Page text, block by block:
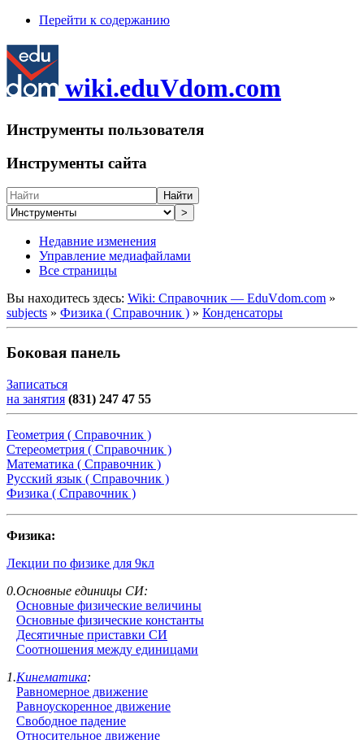
Перейти к содержанию
wiki.eduVdom.com
Инструменты пользователя
Инструменты сайта
Найти
>
Недавние изменения
Управление медиафайлами
Все страницы
Вы находитесь здесь: Wiki: Справочник — EduVdom.com »
subjects » Физика ( Справочник ) » Конденсаторы
Боковая панель
Записаться
на занятия (831) 247 47 55
Геометрия ( Справочник )
Стереометрия ( Справочник )
Математика ( Справочник )
Русский язык ( Справочник )
Физика ( Справочник )
Физика:
Лекции по физике для 9кл
0.Основные единицы СИ:
Основные физические величины
Основные физические константы
Десятичные приставки СИ
Соотношения между единицами
1.Кинематика:
Равномерное движение
Равноускоренное движение
Свободное падение
Относительное движение